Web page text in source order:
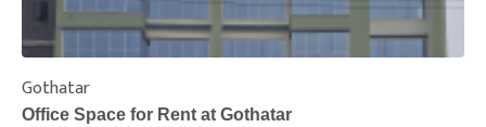
Gothatar
Office Space for Rent at Gothatar